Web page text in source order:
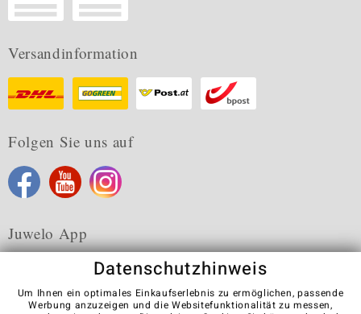
Versandinformation
Folgen Sie uns auf
Juwelo App
Datenschutzhinweis
Um Ihnen ein optimales Einkaufserlebnis zu ermöglichen, passende
Werbung anzuzeigen und die Websitefunktionalität zu messen,